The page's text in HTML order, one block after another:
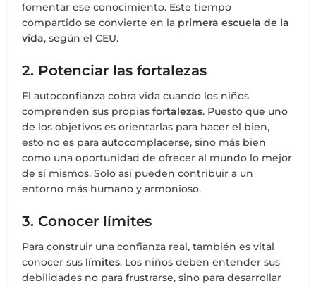
fomentar ese conocimiento. Este tiempo
compartido se convierte en la primera escuela de la
vida, según el CEU.
2. Potenciar las fortalezas
El autoconfianza cobra vida cuando los niños
comprenden sus propiasfortalezas. Puesto que uno
de los objetivos es orientarlas para hacer el bien,
esto no es para autocomplacerse, sino más bien
como una oportunidad de ofrecer al mundo lo mejor
de sí mismos. Solo así pueden contribuir a un
entorno más humano y armonioso.
3. Conocer límites
Para construir una confianza real, también es vital
conocer sus límites. Los niños deben entender sus
debilidades no para frustrarse, sino para desarrollar